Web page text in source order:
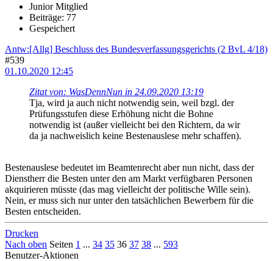
Junior Mitglied
Beiträge: 77
Gespeichert
Antw:[Allg] Beschluss des Bundesverfassungsgerichts (2 BvL 4/18)
#539
01.10.2020 12:45
Zitat von: WasDennNun in 24.09.2020 13:19
Tja, wird ja auch nicht notwendig sein, weil bzgl. der
Prüfungsstufen diese Erhöhung nicht die Bohne
notwendig ist (außer vielleicht bei den Richtern, da wir
da ja nachweislich keine Bestenauslese mehr schaffen).
Bestenauslese bedeutet im Beamtenrecht aber nun nicht, dass der
Dienstherr die Besten unter den am Markt verfügbaren Personen
akquirieren müsste (das mag vielleicht der politische Wille sein).
Nein, er muss sich nur unter den tatsächlichen Bewerbern für die
Besten entscheiden.
Drucken
Nach oben Seiten 1 ... 34 35 36 37 38 ... 593
Benutzer-Aktionen